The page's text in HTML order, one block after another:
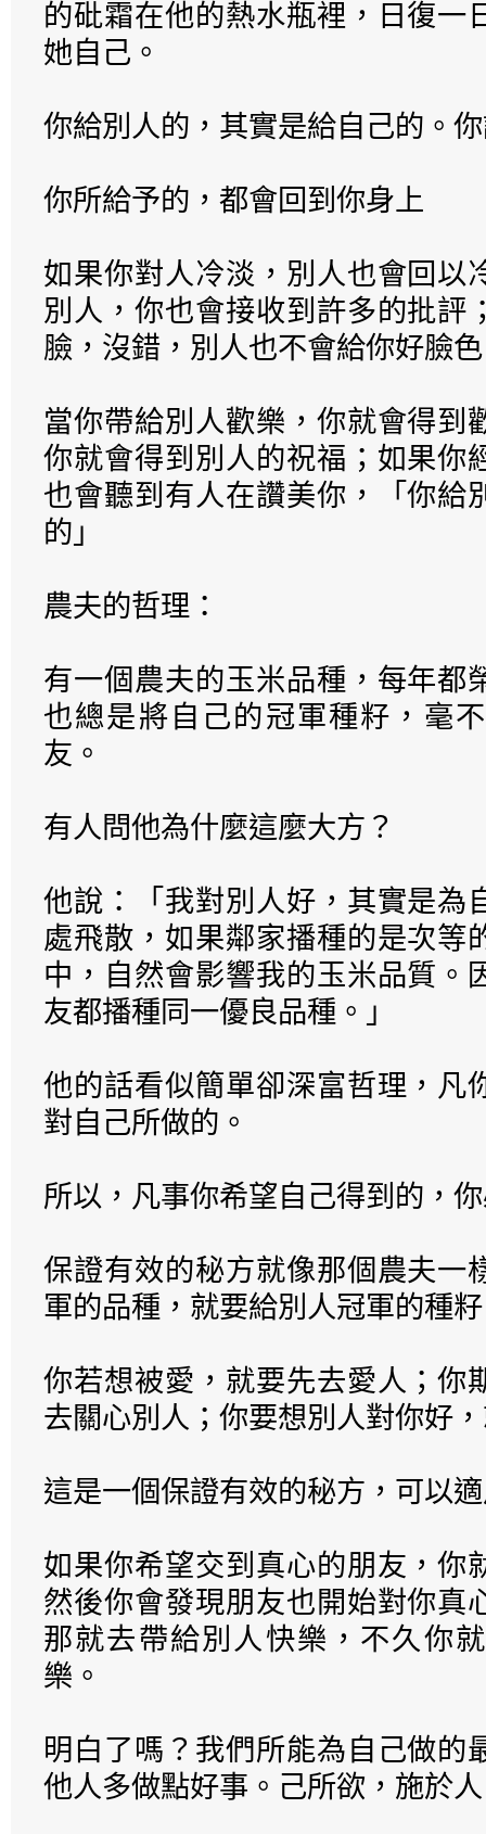
的砒霜在他的熱水瓶裡，日復一
她自己。
你給別人的，其實是給自己的。
你所給予的，都會回到你身上
如果你對人冷淡，別人也會回以
別人，你也會接收到許多的批評
臉，沒錯，別人也不會給你好臉
當你帶給別人歡樂，你就會得到
你就會得到別人的祝福；如果你
也會聽到有人在讚美你，「你給
的」
農夫的哲理：
有一個農夫的玉米品種，每年都
也總是將自己的冠軍種籽，毫
友。
有人問他為什麼這麼大方？
他說：「我對別人好，其實是為
處飛散，如果鄰家播種的是次等
中，自然會影響我的玉米品質。
友都播種同一優良品種。」
他的話看似簡單卻深富哲理，凡
對自己所做的。
所以，凡事你希望自己得到的，
保證有效的秘方就像那個農夫一
軍的品種，就要給別人冠軍的種
你若想被愛，就要先去愛人；你
去關心別人；你要想別人對你好
這是一個保證有效的秘方，可以
如果你希望交到真心的朋友，你
然後你會發現朋友也開始對你真
那就去帶給別人快樂，不久你
樂。
明白了嗎？我們所能為自己做的
他人多做點好事。己所欲，施於